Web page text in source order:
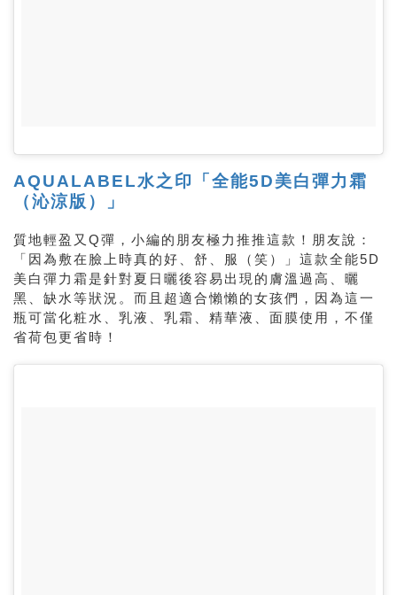
AQUALABEL水之印「全能5D美白彈力霜
（沁涼版）」
質地輕盈又Q彈，小編的朋友極力推推這款！朋友說：
「因為敷在臉上時真的好、舒、服（笑）」這款全能5D
美白彈力霜是針對夏日曬後容易出現的膚溫過高、曬
黑、缺水等狀況。而且超適合懶懶的女孩們，因為這一
瓶可當化粧水、乳液、乳霜、精華液、面膜使用，不僅
省荷包更省時！